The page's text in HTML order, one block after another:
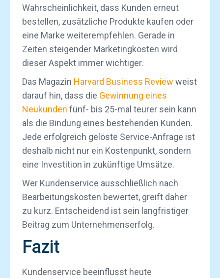
Wahrscheinlichkeit, dass Kunden erneut
bestellen, zusätzliche Produkte kaufen oder
eine Marke weiterempfehlen. Gerade in
Zeiten steigender Marketingkosten wird
dieser Aspekt immer wichtiger.
Das Magazin Harvard Business Review weist
darauf hin, dass die Gewinnung eines
Neukunden fünf- bis 25-mal teurer sein kann
als die Bindung eines bestehenden Kunden.
Jede erfolgreich gelöste Service-Anfrage ist
deshalb nicht nur ein Kostenpunkt, sondern
eine Investition in zukünftige Umsätze.
Wer Kundenservice ausschließlich nach
Bearbeitungskosten bewertet, greift daher
zu kurz. Entscheidend ist sein langfristiger
Beitrag zum Unternehmenserfolg.
Fazit
Kundenservice beeinflusst heute